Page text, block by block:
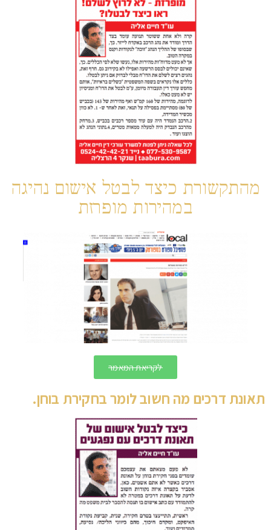
מהתקשורת כיצד לבטל אישום נהיגה
במהירות מופרזת
לקריאת המאמר
תאונת דרכים מה חשוב לומר בחקירת בוחן.